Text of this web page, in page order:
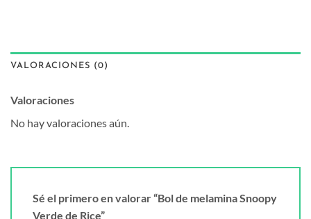
VALORACIONES (0)
Valoraciones
No hay valoraciones aún.
Sé el primero en valorar “Bol de melamina Snoopy
Verde de Rice”